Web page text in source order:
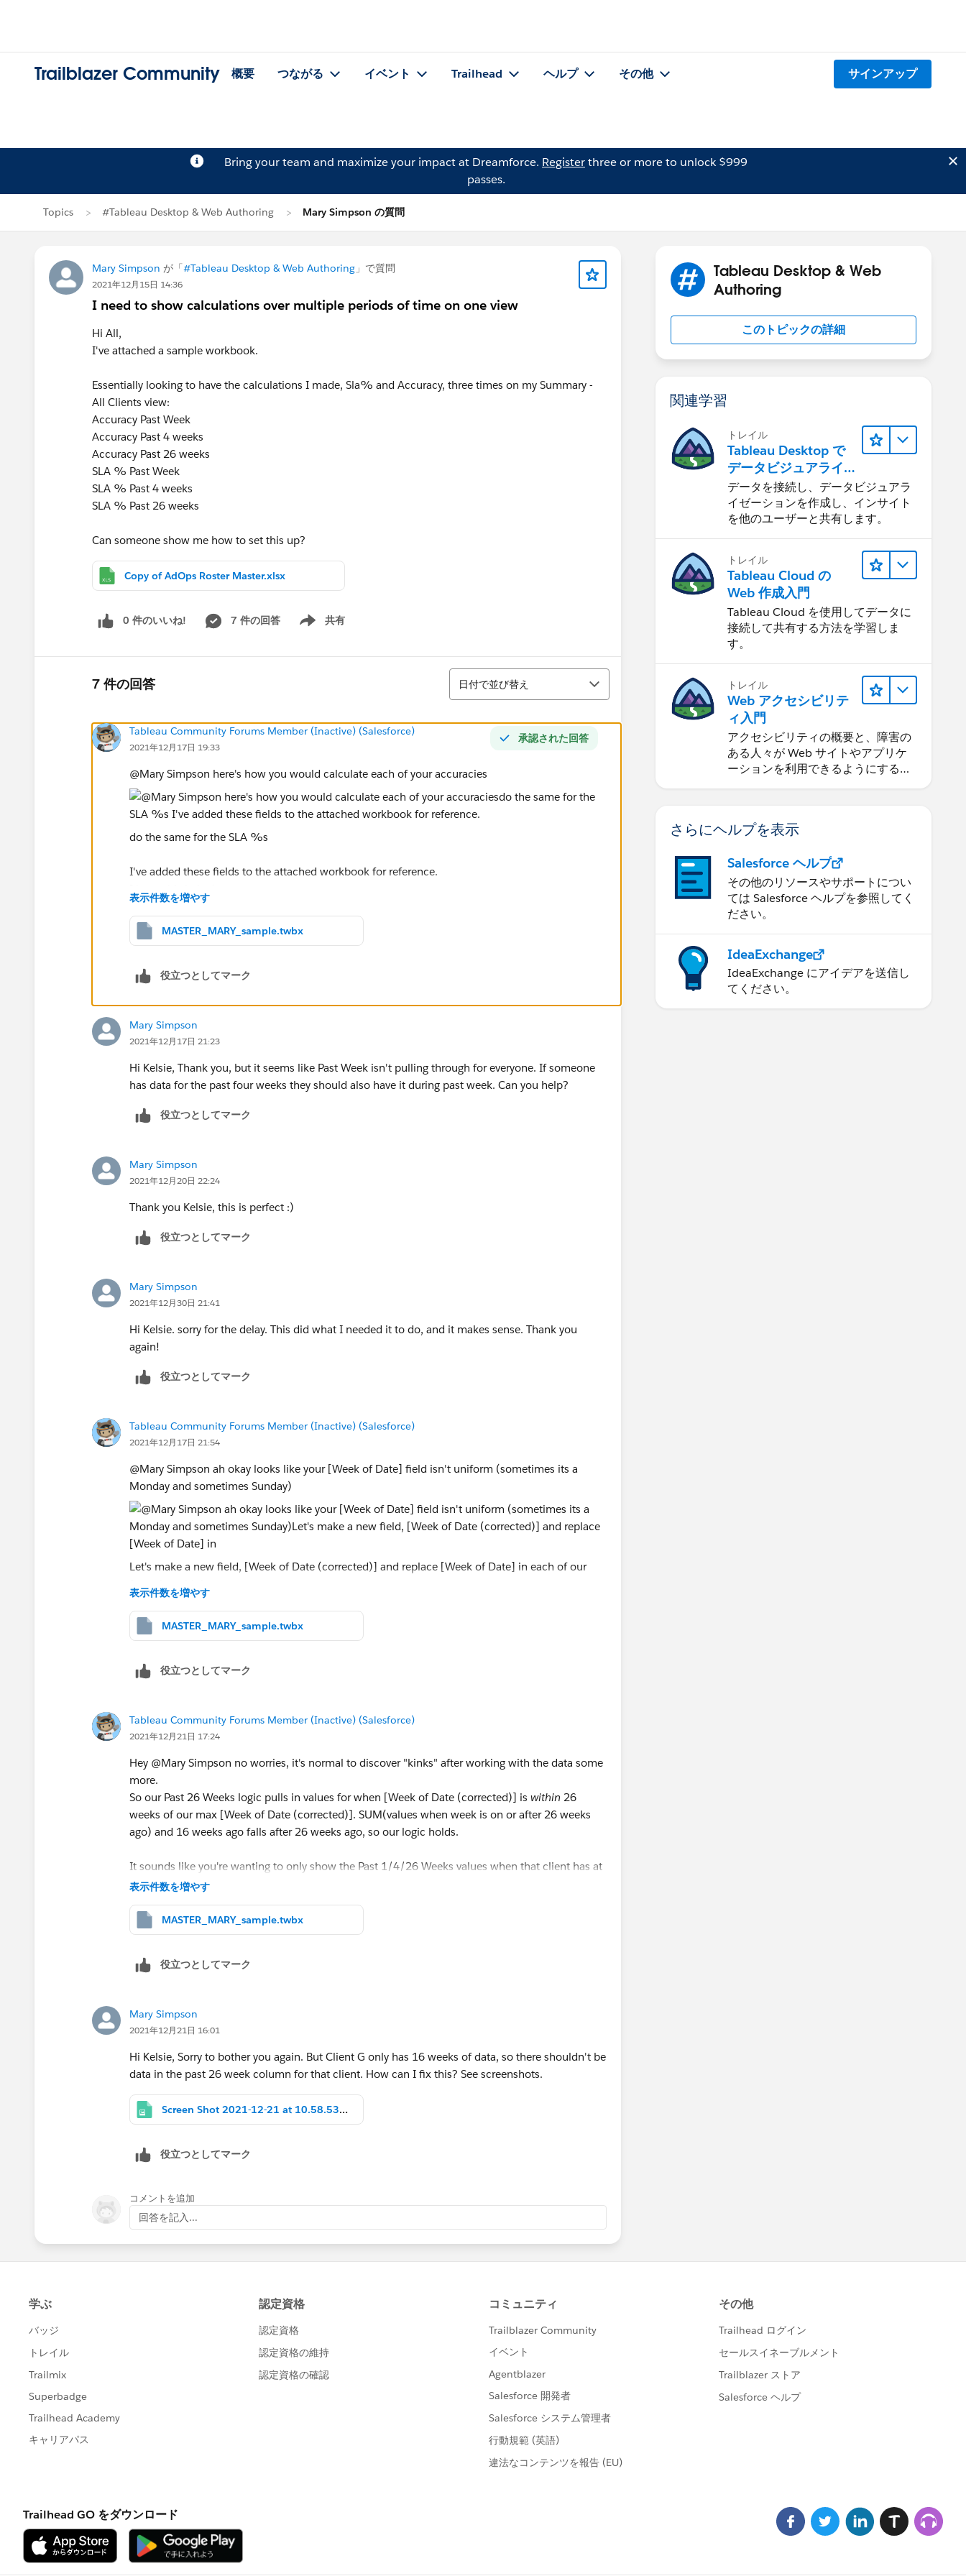
Trailblazer Community 概要 つながる イベント Trailhead ヘルプ その他 サインアップ
Bring your team and maximize your impact at Dreamforce. Registerthree or more to unlock $999
passes.
Topics #Tableau Desktop & Web Authoring Mary Simpson の質問
Mary Simpson が「#Tableau Desktop & Web Authoring 」で質問
2021年12月15日 14:36
I need to show calculations over multiple periods of time on one view
Hi All,
I've attached a sample workbook.
Essentially looking to have the calculations I made, Sla% and Accuracy, three times on my Summary -
All Clients view:
Accuracy Past Week
Accuracy Past 4 weeks
Accuracy Past 26 weeks
SLA % Past Week
SLA % Past 4 weeks
SLA % Past 26 weeks
Can someone show me how to set this up?
Copy of AdOps Roster Master.xlsx
0 件のいいね! 7 件の回答 共有
Show menu
7 件の回答
並び替え
日付で並び替え
承認された回答
Tableau Community Forums Member (Inactive) (Salesforce)
2021年12月17日 19:33
@Mary Simpson​ here's how you would calculate each of your accuracies
do the same for the SLA %s
I've added these fields to the attached workbook for reference.
I hope this helps!
Kelsie
表示件数を増やす
MASTER_MARY_sample.twbx
役立つとしてマーク
Mary Simpson
2021年12月17日 21:23
Hi Kelsie, Thank you, but it seems like Past Week isn't pulling through for everyone. If someone
has data for the past four weeks they should also have it during past week. Can you help?
役立つとしてマーク
Mary Simpson
2021年12月20日 22:24
Thank you Kelsie, this is perfect :)
役立つとしてマーク
Mary Simpson
2021年12月30日 21:41
Hi Kelsie. sorry for the delay. This did what I needed it to do, and it makes sense. Thank you
again!
役立つとしてマーク
Tableau Community Forums Member (Inactive) (Salesforce)
2021年12月17日 21:54
@Mary Simpson​ ah okay looks like your [Week of Date] field isn't uniform (sometimes its a
Monday and sometimes Sunday)
Let's make a new field, [Week of Date (corrected)] and replace [Week of Date] in each of our
See attached
表示件数を増やす
MASTER_MARY_sample.twbx
役立つとしてマーク
Tableau Community Forums Member (Inactive) (Salesforce)
2021年12月21日 17:24
Hey @Mary Simpson​ no worries, it's normal to discover "kinks" after working with the data some
more.
So our Past 26 Weeks logic pulls in values for when [Week of Date (corrected)] is within 26
weeks of our max [Week of Date (corrected)]. SUM(values when week is on or after 26 weeks
ago) and 16 weeks ago falls after 26 weeks ago, so our logic holds.
It sounds like you're wanting to only show the Past 1/4/26 Weeks values when that client has at
least that number of weeks of data available (i.e. Client G has 16 weeks of data, so should only
to our formulas to ensure the number of weeks are available. Update all of your Past Week
formulas to include this stipulation, as I've done below
Kelsie
表示件数を増やす
MASTER_MARY_sample.twbx
役立つとしてマーク
Mary Simpson
2021年12月21日 16:01
Hi Kelsie, Sorry to bother you again. But Client G only has 16 weeks of data, so there shouldn't be
data in the past 26 week column for that client. How can I fix this? See screenshots.
Screen Shot 2021-12-21 at 10.58.53 AM.png
役立つとしてマーク
コメントを追加
回答を記入...
Tableau Desktop & Web
Authoring
このトピックの詳細
関連学習
トレイル
Tableau Desktop で
データビジュアライ
ゼーションをはじめ
る
データを接続し、データビジュアラ
イゼーションを作成し、インサイト
を他のユーザーと共有します。
トレイル
Tableau Cloud の
Web 作成入門
Tableau Cloud を使用してデータに
接続して共有する方法を学習しま
す。
トレイル
Web アクセシビリテ
ィ入門
アクセシビリティの概要と、障害の
ある人々が Web サイトやアプリケ
ーションを利用できるようにする方
さらにヘルプを表示
Salesforce ヘルプ
その他のリソースやサポートについ
ては Salesforce ヘルプを参照してく
ださい。
IdeaExchange
IdeaExchange にアイデアを送信し
てください。